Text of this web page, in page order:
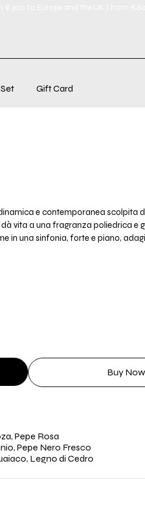
Gift Card
e contemporanea scolpita
vita a una fragranza poliedrica e
in una sinfonia, forte e piano,
Buy Now
Pepe Rosa
Pepe Nero Fresco
Legno di Cedro